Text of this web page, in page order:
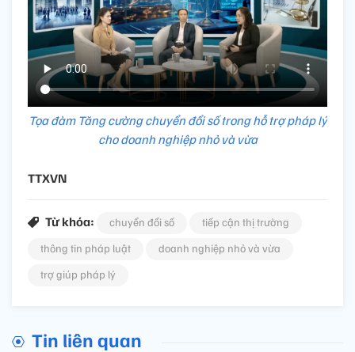
Tọa đàm Tăng cường chuyển đổi số trong hỗ trợ pháp lý
cho doanh nghiệp nhỏ và vừa
TTXVN
Từ khóa: chuyển đổi số
tiếp cận thị trường
thông tin pháp luật
doanh nghiệp nhỏ và vừa
trợ giúp pháp lý
Tin liên quan